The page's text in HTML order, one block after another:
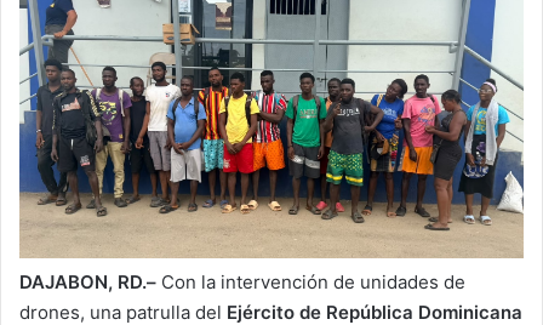
DAJABON, RD.– Con la intervención de unidades de
drones, una patrulla del Ejército de República Dominicana